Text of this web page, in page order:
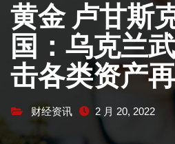
黄金 卢甘斯
国：乌克兰
击各类资产
财经资讯 2 月 20, 2022